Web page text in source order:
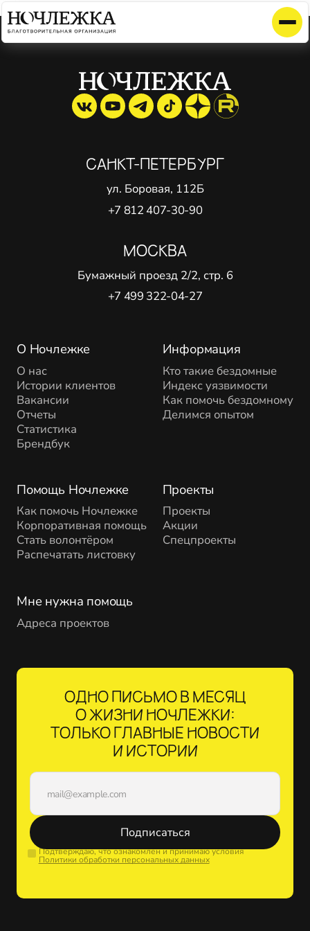
Элемент не найден!
О Ночлежке
О нас
Истории клиентов
Вакансии
Отчеты
Статистика
Брендбук
Помощь Ночлежке
Как помочь Ночлежке
Корпоративная помощь
Стать волонтёром
Распечатать листовку
Проекты
Проекты
Акции
Спецпроекты
Информация
Кто такие бездомные
Индекс уязвимости
Как помочь бездомному
Делимся опытом
Мне нужна помощь
Адреса проектов
САНКТ-ПЕТЕРБУРГ
ул. Боровая, 112Б
+7 812 407-30-90
МОСКВА
Бумажный проезд 2/2, стр. 6
+7 499 322-04-27
ОДНО ПИСЬМО В МЕСЯЦ
О ЖИЗНИ НОЧЛЕЖКИ:
ТОЛЬКО ГЛАВНЫЕ НОВОСТИ
И ИСТОРИИ
Подписаться
Подтверждаю, что ознакомлен и принимаю условия
Политики обработки персональных данных